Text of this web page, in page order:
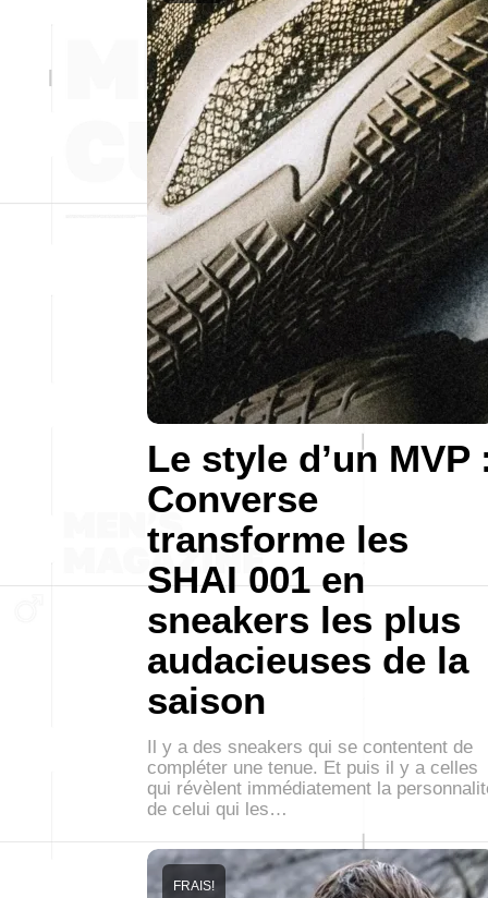
Le style d’un MVP
Converse
transforme les
SHAI 001 en
sneakers les plus
audacieuses de la
saison
Il y a des sneakers qui se contentent de
compléter une tenue. Et puis il y a celles
qui révèlent immédiatement la
de celui qui les…
FRAIS!